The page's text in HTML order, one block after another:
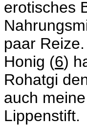
erotisches
paar
Honig (6)
Rohatgi
auch
Lippenstift.